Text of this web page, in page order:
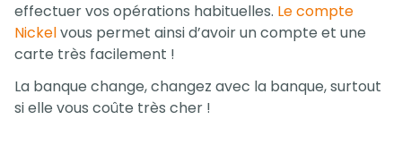
effectuer vos opérations habituelles. Le compte
Nickelvous permet ainsi d’avoir un compte et une
carte très facilement !
La banque change, changez avec la banque, surtout
si elle vous coûte très cher !